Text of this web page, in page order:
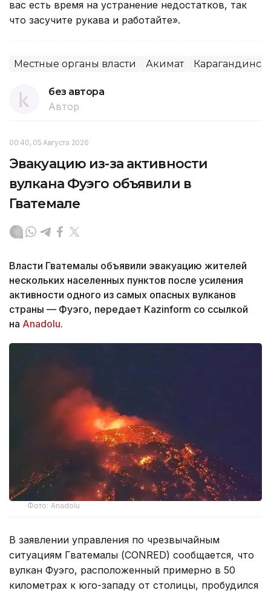
вас есть время на устранение недостатков, так
что засучите рукава и работайте».
Местные органы власти Акимат
без автора
Автор
00:40, 05 Августа 2026
Эвакуацию из-за активности
вулкана Фуэго объявили в
Гватемале
Власти Гватемалы объявили эвакуацию жителей
нескольких населенных пунктов после усиления
активности одного из самых опасных вулканов
страны — Фуэго, передает Kazinform со ссылкой
на Anadolu.
Фото: Anadolu
В заявлении управления по чрезвычайным
ситуациям Гватемалы (CONRED) сообщается, что
вулкан Фуэго, расположенный примерно в 50
километрах к юго-западу от столицы, пробудился